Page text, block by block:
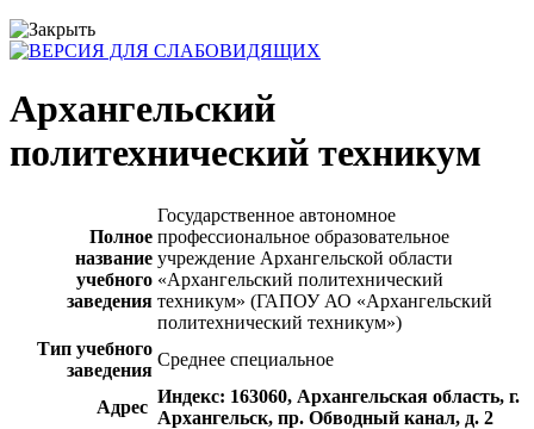
Архангельский
политехнический техникум
Полное
название
учебного
заведения
Государственное автономное
профессиональное образовательное
учреждение Архангельской области
«Архангельский политехнический
техникум» (ГАПОУ АО «Архангельский
политехнический техникум»)
Тип учебного
заведения
Среднее специальное
Адрес
Индекс: 163060, Архангельская область, г.
Архангельск, пр. Обводный канал, д. 2